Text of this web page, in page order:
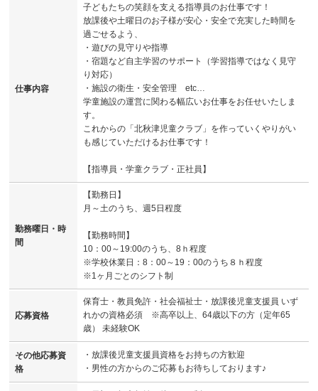
仕事内容
子どもたちの笑顔を支える指導員のお仕事です！
放課後や土曜日のお子様が安心・安全で充実した時間を
過ごせるよう、
・遊びの見守りや指導
・宿題など自主学習のサポート（学習指導ではなく見守
り対応）
・施設の衛生・安全管理 etc…
学童施設の運営に関わる幅広いお仕事をお任せいたしま
す。
これからの「北秋津児童クラブ」を作っていくやりがい
も感じていただけるお仕事です！
【指導員・学童クラブ・正社員】
勤務曜日・時
間
【勤務日】
月～土のうち、週5日程度
【勤務時間】
10：00～19:00のうち、8ｈ程度
※学校休業日：8：00～19：00のうち８ｈ程度
※1ヶ月ごとのシフト制
応募資格
保育士・教員免許・社会福祉士・放課後児童支援員 いず
れかの資格必須 ※高卒以上、64歳以下の方（定年65
歳） 未経験OK
その他応募資
格
・放課後児童支援員資格をお持ちの方歓迎
・男性の方からのご応募もお待ちしております♪